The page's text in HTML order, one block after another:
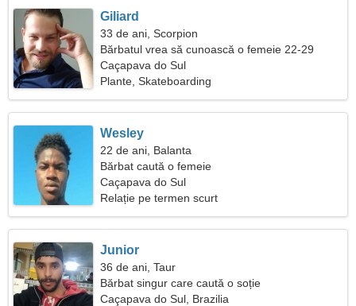
Giliard
33 de ani, Scorpion
Bărbatul vrea să cunoască o femeie 22-29
Caçapava do Sul
Plante, Skateboarding
Wesley
22 de ani, Balanta
Bărbat caută o femeie
Caçapava do Sul
Relație pe termen scurt
Junior
36 de ani, Taur
Bărbat singur care caută o soție
Caçapava do Sul, Brazilia